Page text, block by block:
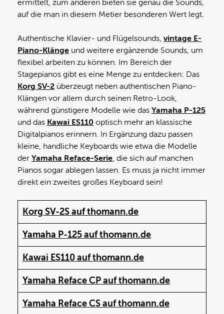
ermittelt, zum anderen bieten sie genau die Sounds,
auf die man in diesem Metier besonderen Wert legt.
Authentische Klavier- und Flügelsounds, vintage E-
Piano-Klänge und weitere ergänzende Sounds, um
flexibel arbeiten zu können. Im Bereich der
Stagepianos gibt es eine Menge zu entdecken: Das
Korg SV-2 überzeugt neben authentischen Piano-
Klängen vor allem durch seinen Retro-Look,
während günstigere Modelle wie das Yamaha P-125
und das Kawai ES110 optisch mehr an klassische
Digitalpianos erinnern. In Ergänzung dazu passen
kleine, handliche Keyboards wie etwa die Modelle
der Yamaha Reface-Serie, die sich auf manchen
Pianos sogar ablegen lassen. Es muss ja nicht immer
direkt ein zweites großes Keyboard sein!
Korg SV-2S auf thomann.de
Yamaha P-125 auf thomann.de
Kawai ES110 auf thomann.de
Yamaha Reface CP auf thomann.de
Yamaha Reface CS auf thomann.de